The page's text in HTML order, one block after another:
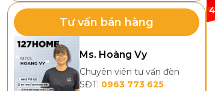
Tư vấn bán hàng
Ms. Hoàng Vy
Chuyên viên tư vấn đèn
SĐT: 0963 773 625